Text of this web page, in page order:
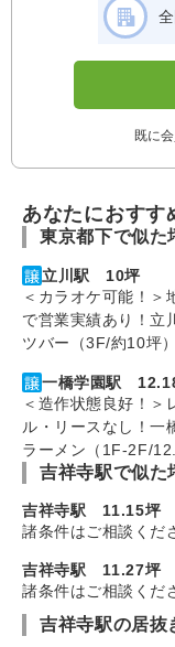
既に
あなたにおすす
東京都下で似た
立川駅 10坪
＜カラオケ可能！＞
で営業実績あり！立
ツバー（3F/約10坪）
一橋学園駅
＜造作状態良好！＞
ル・リースなし！一
ラーメン（1F-2F/
吉祥寺駅で似た
吉祥寺駅 11.15坪
諸条件はご相談くだ
吉祥寺駅 11.27坪
諸条件はご相談くだ
吉祥寺駅の居抜